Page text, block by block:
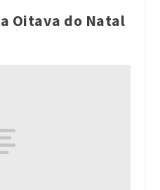
Oitava do Natal